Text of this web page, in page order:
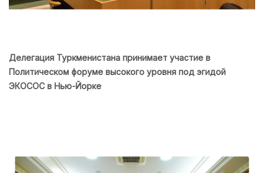
Делегация Туркменистана принимает участие в
Политическом форуме высокого уровня под эгидой
ЭКОСОС в Нью-Йорке